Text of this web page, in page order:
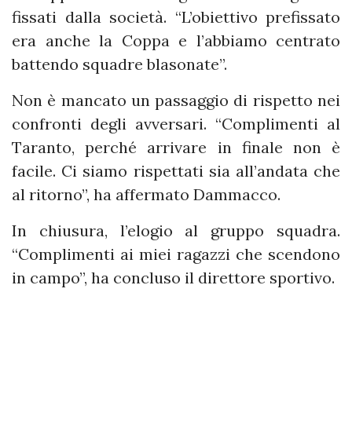
fissati dalla società. “L’obiettivo prefissato
era anche la Coppa e l’abbiamo centrato
battendo squadre blasonate”.
Non è mancato un passaggio di rispetto nei
confronti degli avversari. “Complimenti al
Taranto, perché arrivare in finale non è
facile. Ci siamo rispettati sia all’andata che
al ritorno”, ha affermato Dammacco.
In chiusura, l’elogio al gruppo squadra.
“Complimenti ai miei ragazzi che scendono
in campo”, ha concluso il direttore sportivo.